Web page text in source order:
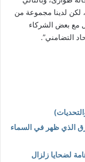
لكن لدينا مجموعة من
مع بعض الشركاء
التضامني”.
الذي ظهر في السماء
إرشادات هامة لضحايا زلزال